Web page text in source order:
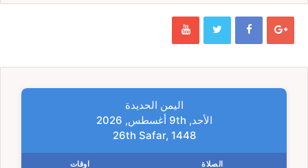
اليمن الحديدة
الأحد, 9th أغسطس, 2026
26th Safar, 1448
الصلاة اوقات